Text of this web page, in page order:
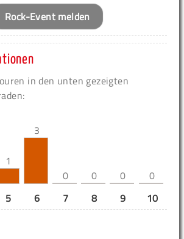
Rock-Event melden
in den unten gezeigten
1
3
0 0 0 0
5 6 7 8 9 10